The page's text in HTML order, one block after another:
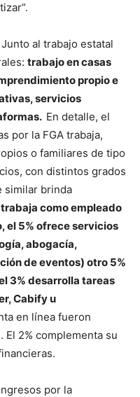
al trabajo estatal
trabajo en casas
propio e
servicios
En detalle, el
por la FGA trabaja,
o familiares de tipo
con distintos grados
similar brinda
trabaja como empleado
el 5% ofrece servicios
abogacía,
de eventos) otro 5%
3% desarrolla tareas
Cabify u
en línea fueron
2% complementa su
por la